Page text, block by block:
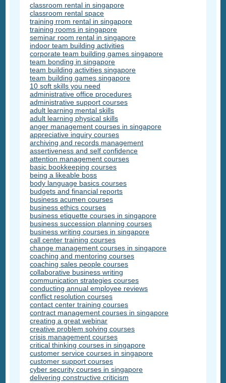
classroom rental in singapore
classroom rental space
training rrom rental in singapore
training rooms in singapore
seminar room rental in singapore
indoor team building activities
corporate team building games singapore
team bonding in singapore
team building activities singapore
team building games singapore
10 soft skills you need
administrative office procedures
administrative support courses
adult learning mental skills
adult learning physical skills
anger management courses in singapore
appreciative inquiry courses
archiving and records management
assertiveness and self confidence
attention management courses
basic bookkeeping courses
being a likeable boss
body language basics courses
budgets and financial reports
business acumen courses
business ethics courses
business etiquette courses in singapore
business succession planning courses
business writing courses in singapore
call center training courses
change management courses in singapore
coaching and mentoring courses
coaching sales people courses
collaborative business writing
communication strategies courses
conducting annual employee reviews
conflict resolution courses
contact center training courses
contract management courses in singapore
creating a great webinar
creative problem solving courses
crisis management courses
critical thinking courses in singapore
customer service courses in singapore
customer support courses
cyber security courses in singapore
delivering constructive criticism